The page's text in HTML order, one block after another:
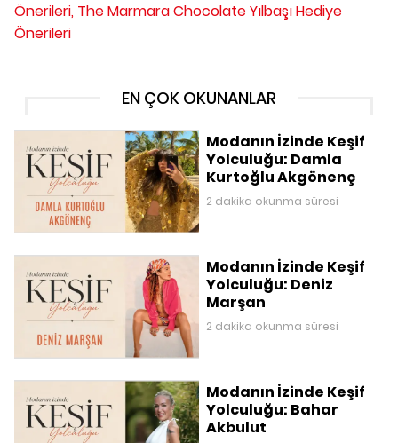
Önerileri, The Marmara Chocolate Yılbaşı Hediye
Önerileri
EN ÇOK OKUNANLAR
Modanın İzinde Keşif
Yolculuğu: Damla
Kurtoğlu Akgönenç
2 dakika okunma süresi
Modanın İzinde Keşif
Yolculuğu: Deniz
Marşan
2 dakika okunma süresi
Modanın İzinde Keşif
Yolculuğu: Bahar
Akbulut